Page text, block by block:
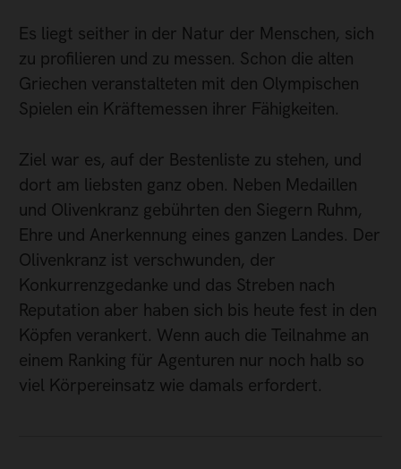
Es liegt seither in der Natur der Menschen, sich
zu profilieren und zu messen. Schon die alten
Griechen veranstalteten mit den Olympischen
Spielen ein Kräftemessen ihrer Fähigkeiten.
Ziel war es, auf der Bestenliste zu stehen, und
dort am liebsten ganz oben. Neben Medaillen
und Olivenkranz gebührten den Siegern Ruhm,
Ehre und Anerkennung eines ganzen Landes. Der
Olivenkranz ist verschwunden, der
Konkurrenzgedanke und das Streben nach
Reputation aber haben sich bis heute fest in den
Köpfen verankert. Wenn auch die Teilnahme an
einem Ranking für Agenturen nur noch halb so
viel Körpereinsatz wie damals erfordert.